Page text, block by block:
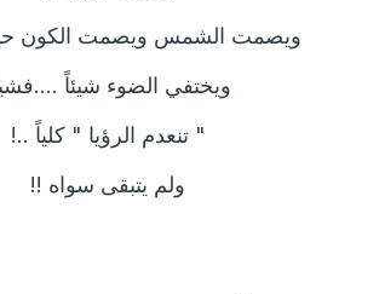
ويصمت الشمس ويصمت الكون
ويختفي الضوء شيئاً
" تنعدم الرؤيا " كلياً ..!
ولم يتبقى سواه !!